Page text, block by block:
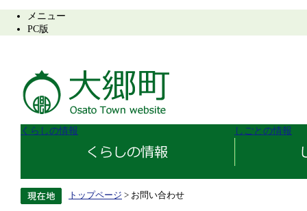
メニュー
PC版
くらしの情報 しごとの情報
トップページ > お問い合わせ